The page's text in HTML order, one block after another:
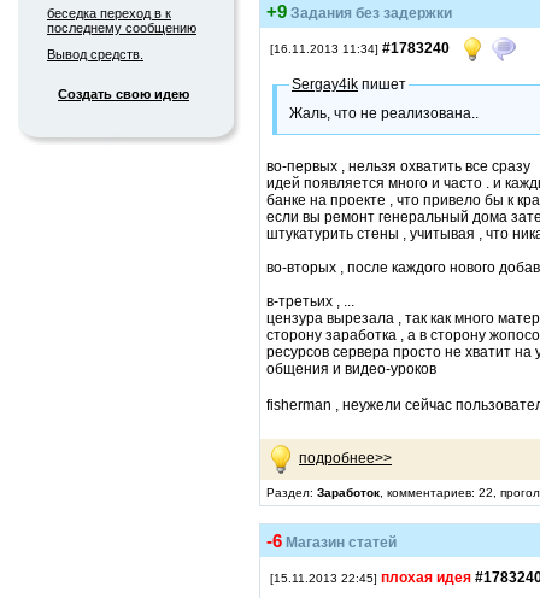
беседка переход в к
последнему сообщению
Вывод средств.
Создать свою идею
+9 Задания без задержки
[16.11.2013 11:34] #1783240
Sergay4ik пишет
Жаль, что не реализована..
во-первых , нельзя охватить все сразу
идей появляется много и часто . и
банке на проекте , что привело бы к
если вы ремонт генеральный дома
штукатурить стены , учитывая , что
во-вторых , после каждого нового
в-третьих , ...
цензура вырезала , так как много
сторону заработка , а в сторону
ресурсов сервера просто не хватит
общения и видео-уроков
fisherman , неужели сейчас
подробнее>>
Раздел: Заработок , комментариев: 22,
-6 Магазин статей
[15.11.2013 22:45] плохая идея